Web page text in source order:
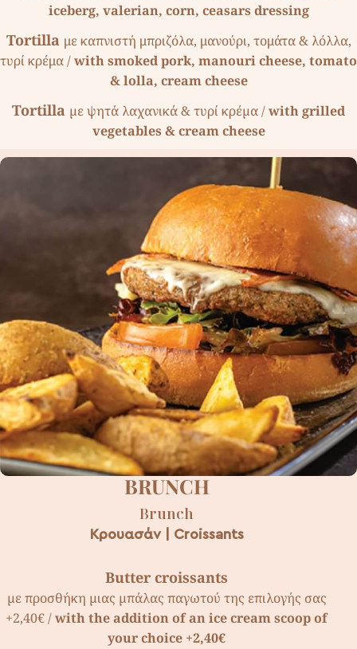
iceberg, valerian, corn, ceasars dressing
Tortilla με καπνιστή μπριζόλα, μανούρι, τομάτα & λόλλα,
τυρί κρέμα /with smoked pork, manouri cheese, tomato
& lolla, cream cheese
Tortilla µε ψητά λαχανικά & τυρί κρέµα /with grilled
vegetables & cream cheese
BRUNCH
Brunch
Κρουασάν | Croissants
Butter croissants
µε προσθήκη µιας µπάλας παγωτού της επιλογής σας
+2,40€ /with the addition of an ice cream scoop of
your choice +2,40€